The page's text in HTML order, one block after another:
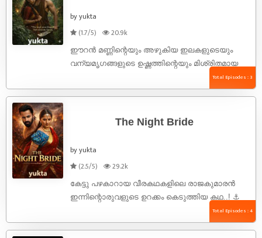
by yukta
(1.7/5)
20.9k
ഈറൻ മണ്ണിന്റെയും അഴുകിയ ഇലകളുടെയും
വന്യമൃഗങ്ങളുടെ ഉഷ്ണത്തിന്റെയും മിശ്രിതമായ
ആ ഗന്ധം.. അതായിരുന്നു കാടിന്റെ ശ്വാസം.
ആകാശം കാണാൻ സമ്മതിക്കാത്ത വണ്ണം
ഈറ്റക്കാടുകൾക്കിടയിലൂടെ കരിമ്പുഴ ...
Total Episodes : 3
The Night Bride
by yukta
(2.5/5)
29.2k
കേട്ടു പഴകാറായ വീരകഥകളിലെ രാജകുമാരൻ
ഇന്നിന്റൊരുവളുടെ ഉറക്കം കെടുത്തിയ കഥ..! ⚓
ആധുനികകാലത്തെ ഒരു ചരിത്ര ഗവേഷക
വിദ്യാർത്ഥിനി ഒരു രാത്രി കാലത്തിന്റെ
Total Episodes : 4